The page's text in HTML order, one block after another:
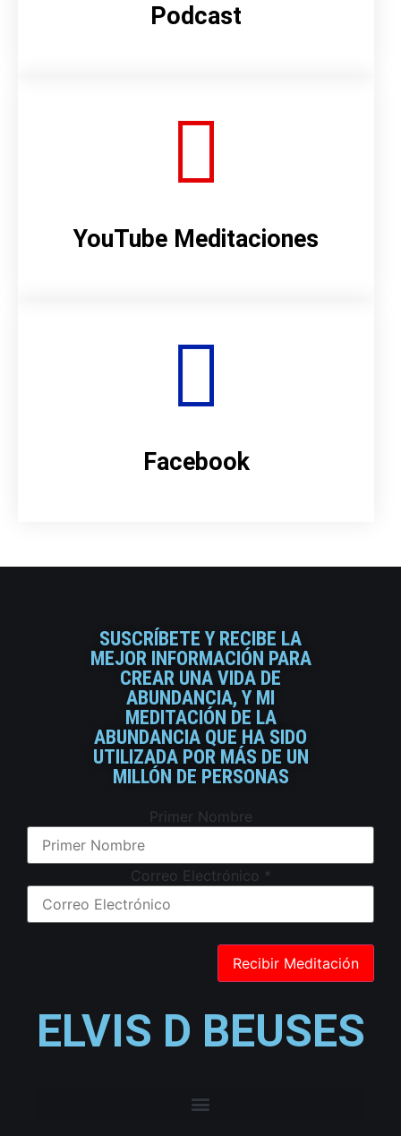
Podcast
YouTube Meditaciones
Facebook
SUSCRÍBETE Y RECIBE LA
MEJOR INFORMACIÓN PARA
CREAR UNA VIDA DE
ABUNDANCIA, Y MI
MEDITACIÓN DE LA
ABUNDANCIA QUE HA SIDO
UTILIZADA POR MÁS DE UN
MILLÓN DE PERSONAS
Primer Nombre
Correo Electrónico *
ELVIS D BEUSES